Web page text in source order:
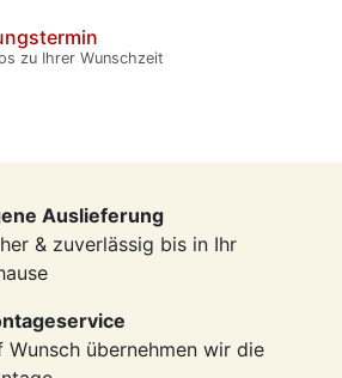
zu Ihrer Wunschzeit
Auslieferung
& zuverlässig bis in Ihr
Wunsch übernehmen wir die